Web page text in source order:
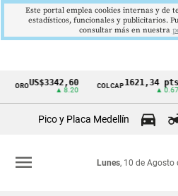
Cintillo
Colombia
OROUS$3342,60
▲ 8.20
COLCAP1621,34 pts
▲ 0.67
Pico y Placa Medellín
Lunes, 10 de Agosto
menu
Este portal emplea cookies internas y de
estadísticos, funcionales y publicitarios.
consultar más en nuestra